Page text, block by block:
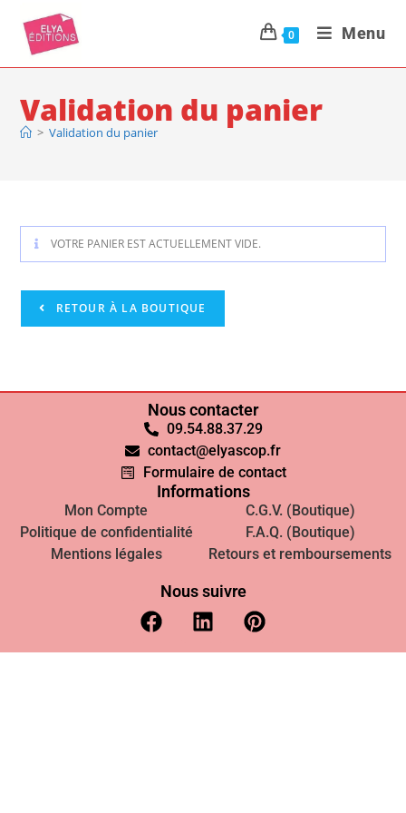
0 Menu
Validation du panier
> Validation du panier
VOTRE PANIER EST ACTUELLEMENT VIDE.
RETOUR À LA BOUTIQUE
Nous contacter
09.54.88.37.29
contact@elyascop.fr
Formulaire de contact
Informations
Mon Compte
Politique de confidentialité
Mentions légales
C.G.V. (Boutique)
F.A.Q. (Boutique)
Retours et remboursements
Nous suivre